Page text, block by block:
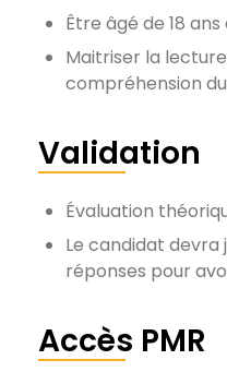
Être âgé de 18 ans
Maitriser la
compréhension
Validation
Évaluation
Le candidat devra
réponses pour
Accès PMR